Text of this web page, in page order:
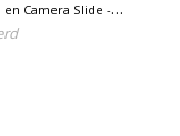
Camera Slide -